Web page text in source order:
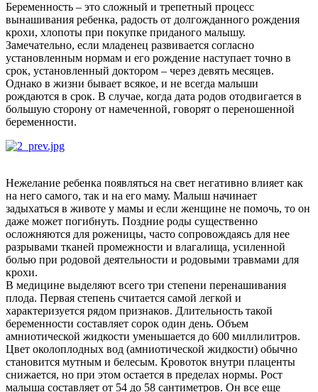
Беременность – это сложный и трепетный процесс
вынашивания ребенка, радость от долгожданного рождения
крохи, хлопоты при покупке приданого малышу.
Замечательно, если младенец развивается согласно
установленным нормам и его рождение наступает точно в
срок, установленный доктором – через девять месяцев.
Однако в жизни бывает всякое, и не всегда малыши
рождаются в срок. В случае, когда дата родов отодвигается в
большую сторону от намеченной, говорят о переношенной
беременности.
Нежелание ребенка появляться на свет негативно влияет как
на него самого, так и на его маму. Малыш начинает
задыхаться в животе у мамы и если женщине не помочь, то он
даже может погибнуть. Поздние роды существенно
осложняются для роженицы, часто сопровождаясь для нее
разрывами тканей промежности и влагалища, усиленной
болью при родовой деятельности и родовыми травмами для
крохи.
В медицине выделяют всего три степени перенашивания
плода. Первая степень считается самой легкой и
характеризуется рядом признаков. Длительность такой
беременности составляет сорок один день. Объем
амниотической жидкости уменьшается до 600 миллилитров.
Цвет околоплодных вод (амниотической жидкости) обычно
становится мутным и белесым. Кровоток внутри плаценты
снижается, но при этом остается в пределах нормы. Рост
малыша составляет от 54 до 58 сантиметров. Он все еще